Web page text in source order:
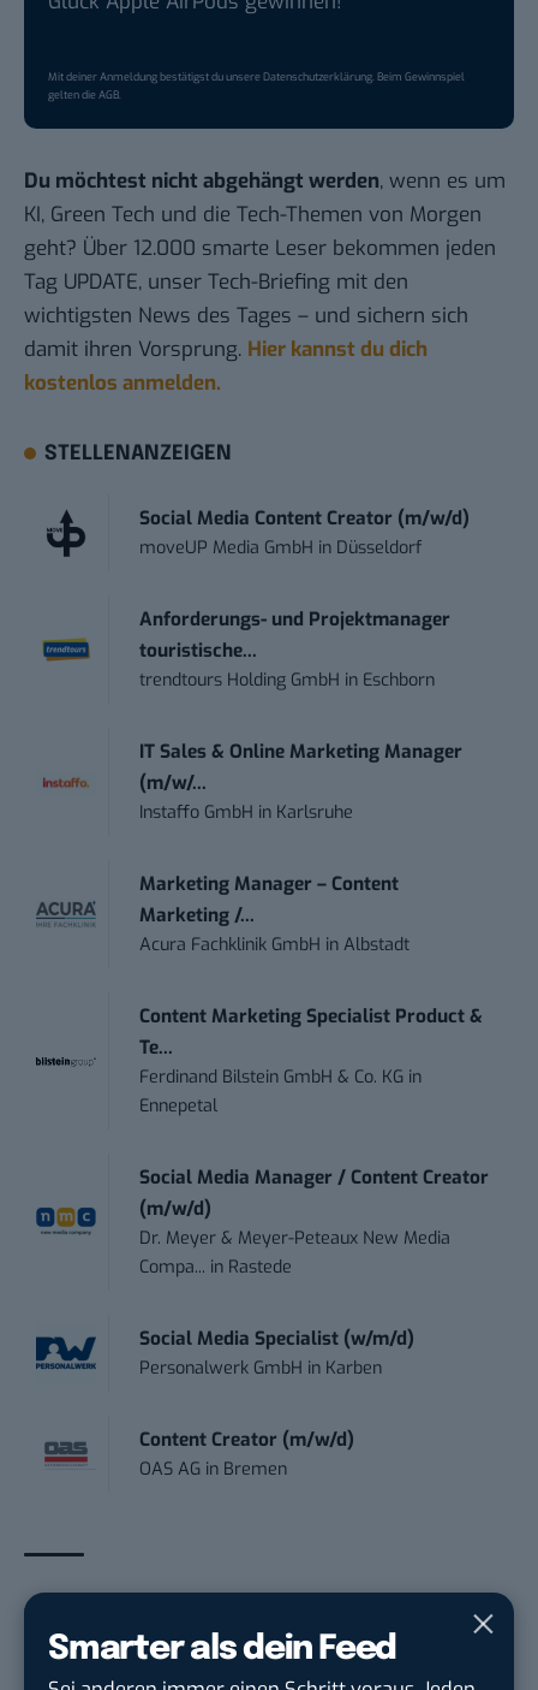
Smarter als dein Feed
Mit deiner Anmeldung bestätigst du unsereDatenschutzerklärung. Beim Gewinnspiel
gelten dieAGB.
Du möchtest nicht abgehängt werden, wenn es um
KI, Green Tech und die Tech-Themen von Morgen
geht? Über 12.000 smarte Leser bekommen jeden
Tag UPDATE, unser Tech-Briefing mit den
wichtigsten News des Tages – und sichern sich
damit ihren Vorsprung. Hier kannst du dich
kostenlos anmelden.
STELLENANZEIGEN
Social Media Content Creator (m/w/d)
moveUP Media GmbH in Düsseldorf
Anforderungs- und Projektmanager
touristische...
trendtours Holding GmbH in Eschborn
IT Sales & Online Marketing Manager
(m/w/...
Instaffo GmbH in Karlsruhe
Marketing Manager – Content
Marketing /...
Acura Fachklinik GmbH inAlbstadt
Content Marketing Specialist Product &
Te...
Ferdinand Bilstein GmbH & Co. KG in
Ennepetal
Social Media Manager / Content Creator
(m/w/d)
Dr. Meyer & Meyer-Peteaux New Media
Compa... in Rastede
Social Media Specialist (w/m/d)
Personalwerk GmbH in Karben
Content Creator (m/w/d)
OAS AG in Bremen